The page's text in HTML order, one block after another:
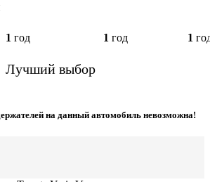
1 год 1 год 1
Лучший выбор
на данный автомобиль невозможна!